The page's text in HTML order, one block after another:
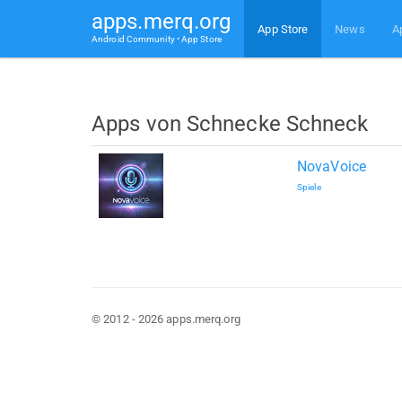
apps.merq.org
Android Community • App Store
App Store News
Apps von Schnecke Schneck
NovaVoice
Spiele
© 2012 - 2026 apps.merq.org